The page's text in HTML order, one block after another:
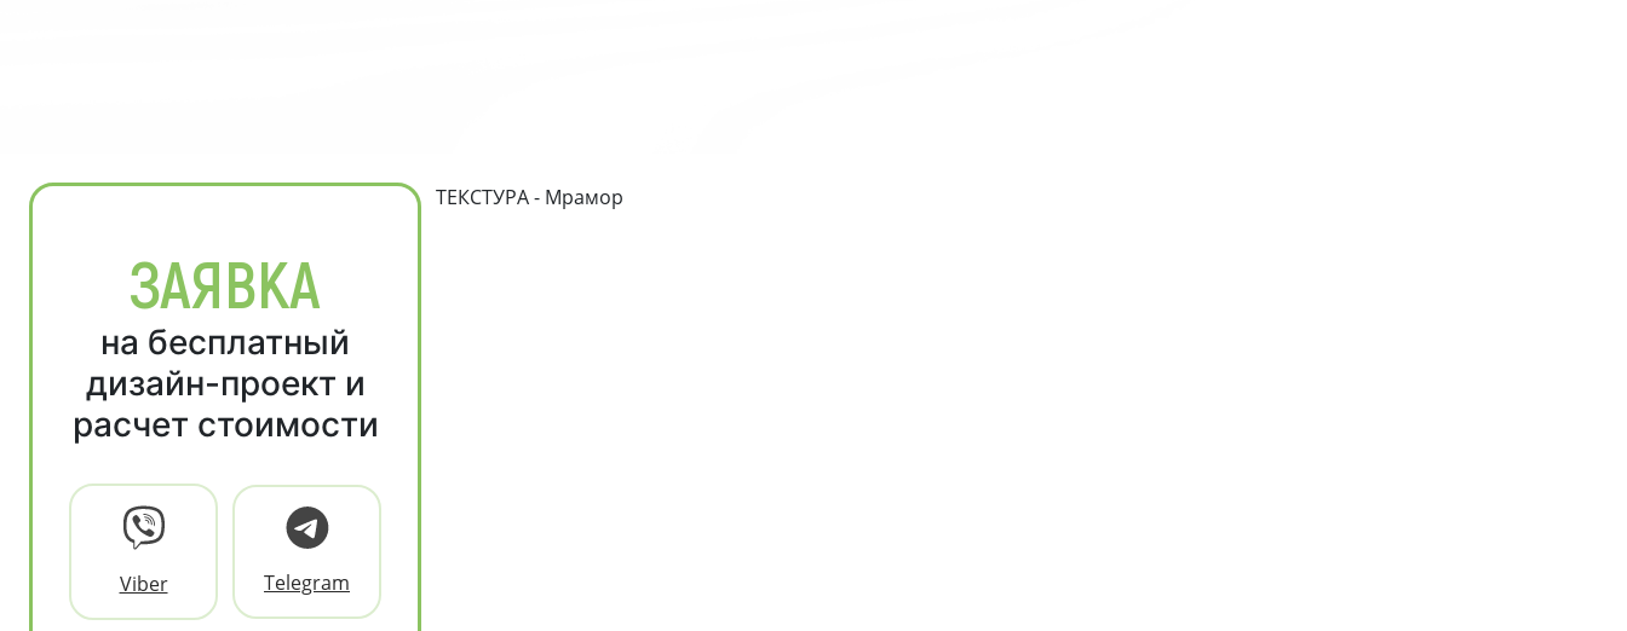
ЗАЯВКА
на бесплатный
дизайн-проект и
расчет стоимости
Viber Telegram
ТЕКСТУРА - Мрамор